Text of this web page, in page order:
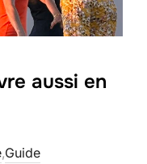
aussi en
,Guide